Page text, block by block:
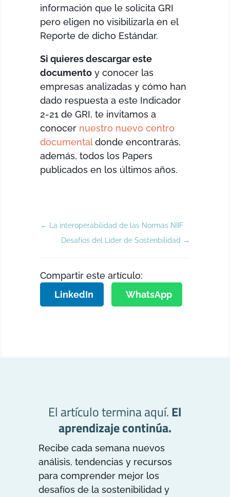
información que le solicita GRI
pero eligen no visibilizarla en el
Reporte de dicho Estándar.
Si quieres descargar este
documento y conocer las
empresas analizadas y cómo han
dado respuesta a este Indicador
2-21 de GRI, te invitamos a
conocer nuestro nuevo centro
documentaldonde encontrarás,
además, todos los Papers
publicados en los últimos años.
←
La interoperabilidad de las Normas NIIF
Desafíos del Líder de Sostenbilidad →
Compartir este artículo:
LinkedIn
WhatsApp
El artículo termina aquí.El
aprendizaje continúa.
Recibe cada semana nuevos
análisis, tendencias y recursos
para comprender mejor los
desafíos de la sostenibilidad y